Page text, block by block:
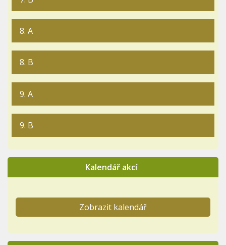
8. A
8. B
9. A
9. B
Kalendář akcí
Zobrazit kalendář